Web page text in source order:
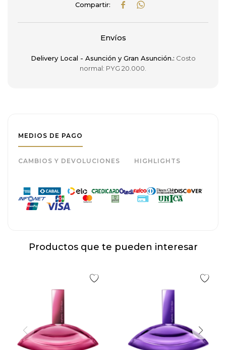
 
Envíos
Delivery Local - Asunción y Gran Asunción.: Costo
normal: PYG 20.000.
MEDIOS DE PAGO
CAMBIOS Y DEVOLUCIONES HIGHLIGHTS
Productos que te pueden interesar